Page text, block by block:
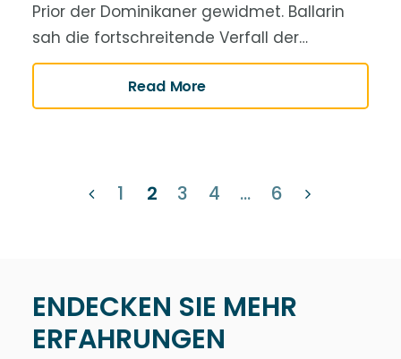
Prior der Dominikaner gewidmet. Ballarin
sah die fortschreitende Verfall der…
Read More
1 2 3 4 … 6
ENDECKEN SIE MEHR
ERFAHRUNGEN